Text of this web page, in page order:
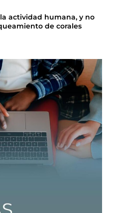
actividad humana, y no
de corales